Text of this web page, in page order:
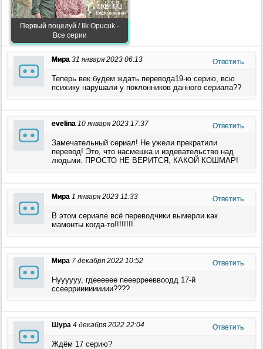
Первый поцелуй / Ilk Opucuk -
Все серии
Мира 31 января 2023 06:13 Ответить
Теперь век будем ждать перевода19-ю серию, всю
психику нарушали у поклонников данного сериала??
evelina 10 января 2023 17:37 Ответить
Замечательный сериал! Не ужели прекратили
перевод! Это, что насмешка и издевательство над
людьми. ПРОСТО НЕ ВЕРИТСЯ, КАКОЙ КОШМАР!
Мира 1 января 2023 11:33 Ответить
В этом сериале всё переводчики вымерли как
мамонты когда-то!!!!!!!!
Мира 7 декабря 2022 10:52 Ответить
Нуууууу, гдееееее пеееррееввоодд 17-й
ссеерриииииииии????
Шура 4 декабря 2022 22:04 Ответить
Ждём 17 серию?